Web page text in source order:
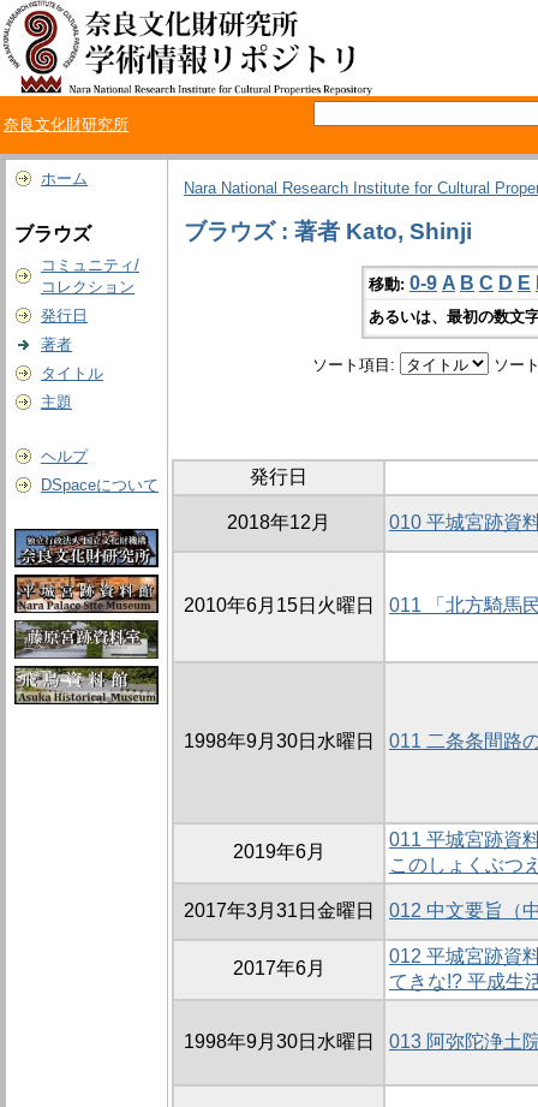
奈良文化財研究所
ホーム
ブラウズ
コミュニティ/
コレクション
発行日
著者
タイトル
主題
ヘルプ
DSpaceについて
Nara National Research Institute for Cultural
ブラウズ : 著者 Kato, Shinji
移動: 0-9 A B C D E
あるいは、最初の数文
ソート項目: ソー
発行日
2018年12月 010 平城宮跡資
2010年6月15日火曜日 011 「北方騎馬
1998年9月30日水曜日 011 二条条間路
2019年6月
011 平城宮跡資
このしょくぶつ
2017年3月31日金曜日 012 中文要旨（
2017年6月
012 平城宮跡資
てきな!? 平成生
1998年9月30日水曜日 013 阿弥陀浄土